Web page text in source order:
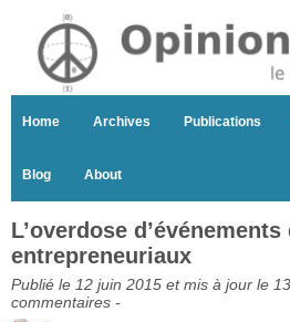
Home Archives Publications
Blog About
L’overdose
entrepreneuriaux
Publié le 12 juin 2015 et mis à jour le
commentaires -